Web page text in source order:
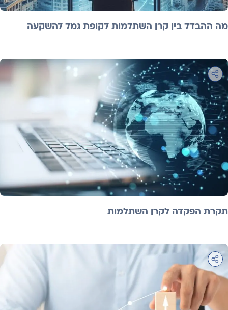
מה ההבדל בין קרן השתלמות לקופת גמל להשקעה
תקרת הפקדה לקרן השתלמות